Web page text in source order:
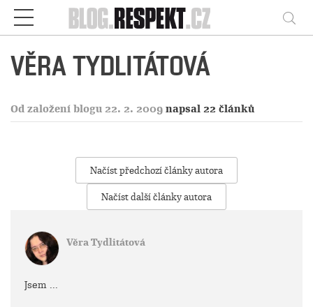
Respekt
VĚRA TYDLITÁTOVÁ
Od založení blogu 22. 2. 2009 napsal 22 článků
Načíst předchozí články autora
Načíst další články autora
Věra Tydlitátová
Jsem ...